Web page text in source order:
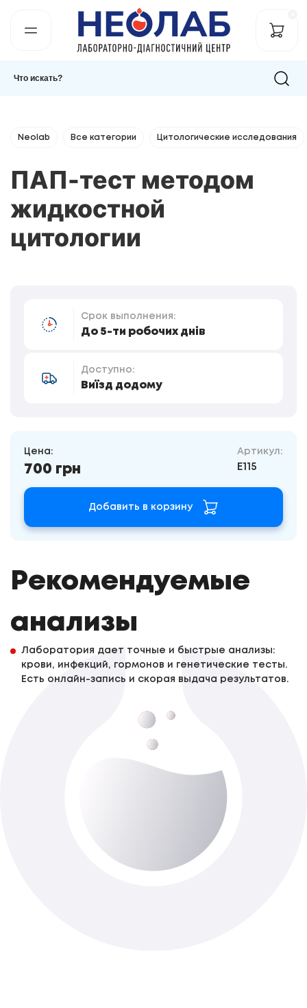
Neolab Все категории Цитологические исследования
ПАП-тест методом
жидкостной
цитологии
Срок выполнения:
До 5-ти робочих днів
Доступно:
Виїзд додому
Цена:
700 грн
Артикул:
E115
Добавить в корзину
Рекомендуемые
анализы
Лаборатория дает точные и быстрые анализы:
крови, инфекций, гормонов и генетические тесты.
Есть онлайн-запись и скорая выдача результатов.
Доступно з виїздом додому